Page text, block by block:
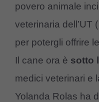
povero animale
veterinaria dell’UT
per potergli offrire
Il cane ora è sotto
medici veterinari e
Yolanda Rolas ha